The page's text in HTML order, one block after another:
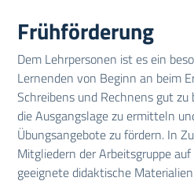
Frühförderung
Dem Lehrpersonen ist es ein
Lernenden von Beginn an beim
Schreibens und Rechnens gut
die Ausgangslage zu ermitteln
Übungsangebote zu fördern. In
Mitgliedern der Arbeitsgruppe
geeignete didaktische